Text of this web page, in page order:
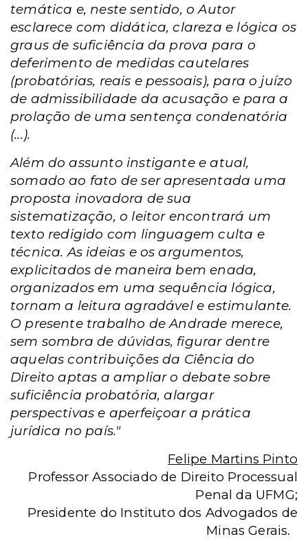
temática e, neste sentido, o Autor
esclarece com didática, clareza e lógica os
graus de suficiência da prova para o
deferimento de medidas cautelares
(probatórias, reais e pessoais), para o juízo
de admissibilidade da acusação e para a
prolação de uma sentença condenatória
(...).
Além do assunto instigante e atual,
somado ao fato de ser apresentada uma
proposta inovadora de sua
sistematização, o leitor encontrará um
texto redigido com linguagem culta e
técnica. As ideias e os argumentos,
explicitados de maneira bem enada,
organizados em uma sequência lógica,
tornam a leitura agradável e estimulante.
O presente trabalho de Andrade merece,
sem sombra de dúvidas, figurar dentre
aquelas contribuições da Ciência do
Direito aptas a ampliar o debate sobre
suficiência probatória, alargar
perspectivas e aperfeiçoar a prática
jurídica no país."
Felipe Martins Pinto
Professor Associado de Direito Processual
Penal da UFMG;
Presidente do Instituto dos Advogados de
Minas Gerais.